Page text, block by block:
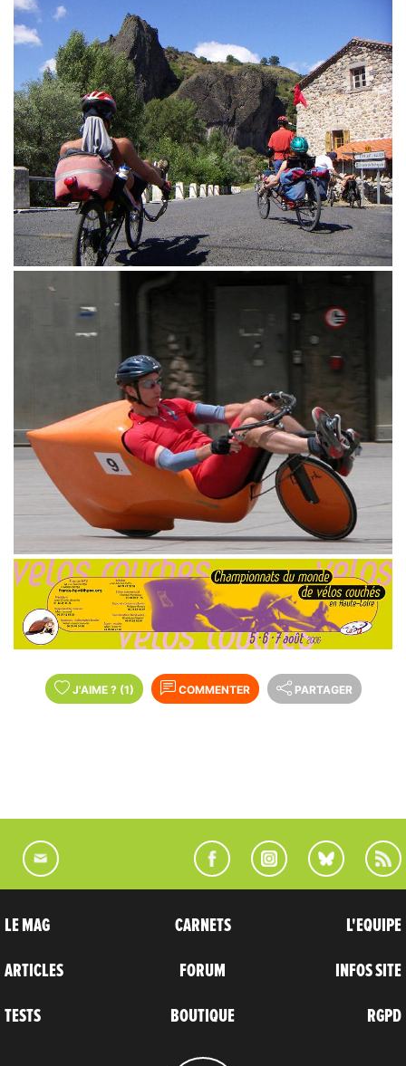
J'AIME ? (1) COMMENTER PARTAGER
LE MAG
ARTICLES
TESTS
CARNETS
FORUM
BOUTIQUE
L'EQUIPE
INFOS SITE
RGPD